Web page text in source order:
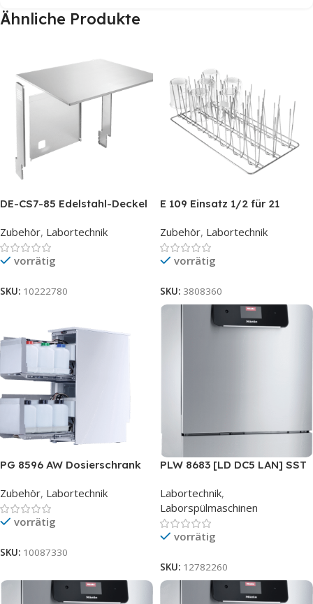
Ähnliche Produkte
DE-CS7-85 Edelstahl-Deckel
Zubehör, Labortechnik
vorrätig
SKU: 10222780
E 109 Einsatz 1/2 für 21
Zubehör, Labortechnik
vorrätig
SKU: 3808360
PG 8596 AW Dosierschrank
Zubehör, Labortechnik
vorrätig
SKU: 10087330
PLW 8683 [LD DC5 LAN] SST
Labortechnik,
Laborspülmaschinen
vorrätig
SKU: 12782260